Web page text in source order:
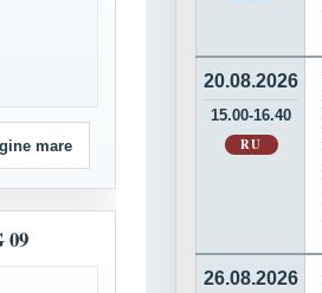
mare
09
20.08.2026
15.00-16.40
RU
26.08.2026